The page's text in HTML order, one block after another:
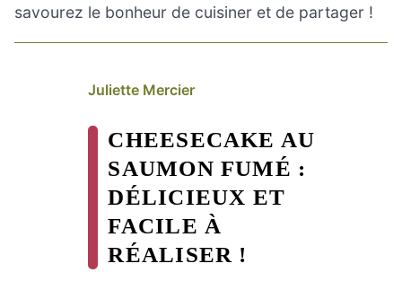
savourez le bonheur de cuisiner et de partager !
Juliette Mercier
CHEESECAKE AU
SAUMON FUMÉ :
DÉLICIEUX ET
FACILE À
RÉALISER !